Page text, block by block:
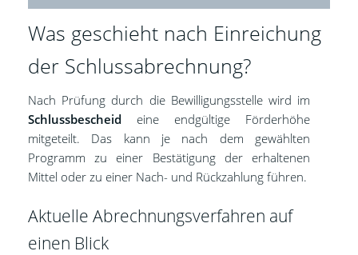
Was geschieht nach Einreichung
der Schlussabrechnung?
Nach Prüfung durch die Bewilligungsstelle wird im
Schlussbescheid eine endgültige Förderhöhe
mitgeteilt. Das kann je nach dem gewählten
Programm zu einer Bestätigung der erhaltenen
Mittel oder zu einer Nach- und Rückzahlung führen.
Aktuelle Abrechnungsverfahren auf
einen Blick